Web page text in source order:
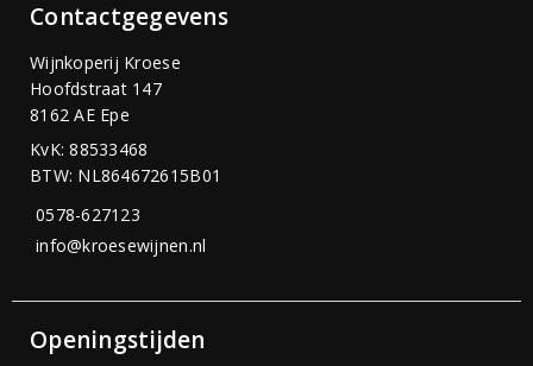
Contactgegevens
Wijnkoperij Kroese
Hoofdstraat 147
8162 AE Epe
KvK: 88533468
BTW: NL864672615B01
0578-627123
info@kroesewijnen.nl
Openingstijden